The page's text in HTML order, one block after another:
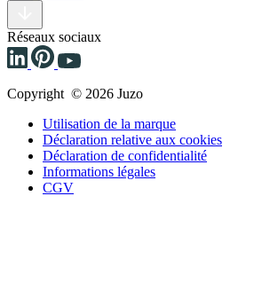
Réseaux sociaux
Copyright © 2026 Juzo
Utilisation de la marque
Déclaration relative aux cookies
Déclaration de confidentialité
Informations légales
CGV